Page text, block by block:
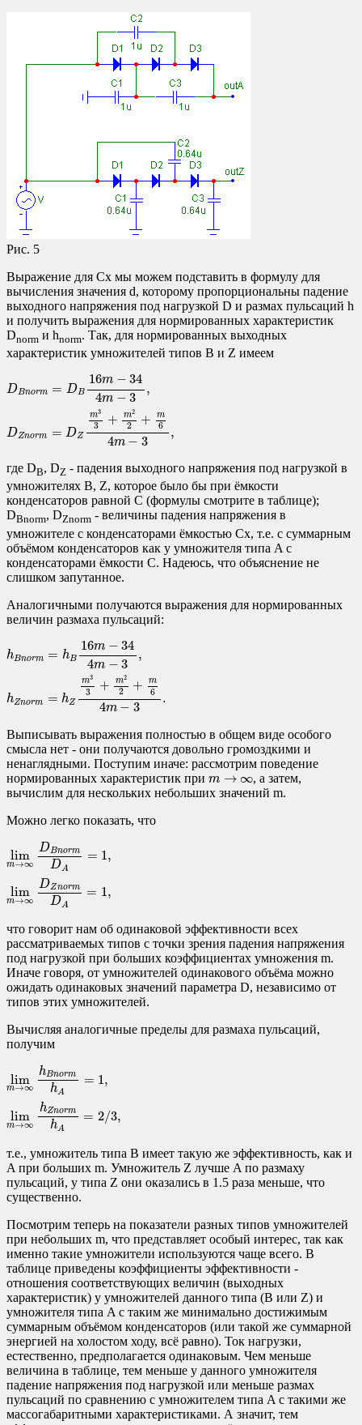
Рис. 5
Выражение для Cx мы можем подставить в формулу для
вычисления значения d, которому пропорциональны падение
выходного напряжения под нагрузкой D и размах пульсаций h
и получить выражения для нормированных характеристик
Dnorm и hnorm. Так, для нормированных выходных
характеристик умножителей типов B и Z имеем
DBnorm = DB
16m − 34
4m − 3
,
DZnorm = DZ
m3
3 + m2
2 + m
6
4m − 3
,
16m− 344m
где DB, DZ - падения выходного напряжения под нагрузкой в
умножителях B, Z, которое было бы при ёмкости
конденсаторов равной C (формулы смотрите в таблице);
DBnorm, DZnorm - величины падения напряжения в
умножителе с конденсаторами ёмкостью Cx, т.е. с суммарным
объёмом конденсаторов как у умножителя типа A с
конденсаторами ёмкости C. Надеюсь, что объяснение не
слишком запутанное.
Аналогичными получаются выражения для нормированных
величин размаха пульсаций:
hBnorm = hB
16m − 34
4m − 3
,
hZnorm = hZ
m3
3 + m2
2 + m
6
4m − 3
.
B16m 344
Выписывать выражения полностью в общем виде особого
смысла нет - они получаются довольно громоздкими и
ненаглядными. Поступим иначе: рассмотрим поведение
нормированных характеристик при m → ∞
m→ ∞
, а затем,
вычислим для нескольких небольших значений m.
Можно легко показать, что
lim
m→∞
DBnorm
DA
= 1,
lim
m→∞
DZnorm
DA
= 1,
что говорит нам об одинаковой эффективности всех
рассматриваемых типов с точки зрения падения напряжения
под нагрузкой при больших коэффициентах умножения m.
Иначе говоря, от умножителей одинакового объёма можно
ожидать одинаковых значений параметра D, независимо от
типов этих умножителей.
Вычисляя аналогичные пределы для размаха пульсаций,
получим
lim
m→∞
hBnorm
hA
= 1 ,
lim
m→∞
hZnorm
hA
= 2/3,
т.е., умножитель типа B имеет такую же эффективность, как и
A при больших m. Умножитель Z лучше A по размаху
пульсаций, у типа Z они оказались в 1.5 раза меньше, что
существенно.
Посмотрим теперь на показатели разных типов умножителей
при небольших m, что представляет особый интерес, так как
именно такие умножители используются чаще всего. В
таблице приведены коэффициенты эффективности -
отношения соответствующих величин (выходных
характеристик) у умножителей данного типа (B или Z) и
умножителя типа A с таким же минимально достижимым
суммарным объёмом конденсаторов (или такой же суммарной
энергией на холостом ходу, всё равно). Ток нагрузки,
естественно, предполагается одинаковым. Чем меньше
величина в таблице, тем меньше у данного умножителя
падение напряжения под нагрузкой или меньше размах
пульсаций по сравнению с умножителем типа A с такими же
массогабаритными характеристиками. А значит, тем